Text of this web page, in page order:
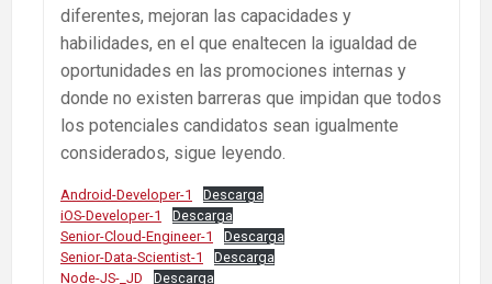
diferentes, mejoran las capacidades y
habilidades, en el que enaltecen la igualdad de
oportunidades en las promociones internas y
donde no existen barreras que impidan que todos
los potenciales candidatos sean igualmente
considerados, sigue leyendo.
Android-Developer-1
Descarga
iOS-Developer-1
Descarga
Senior-Cloud-Engineer-1
Descarga
Senior-Data-Scientist-1
Descarga
Node-JS-_JD
Descarga